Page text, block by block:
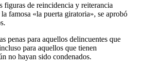
figuras de reincidencia y reiterancia
famosa «la puerta giratoria», se aprobó
penas para aquellos delincuentes que
para aquellos que tienen
no hayan sido condenados.